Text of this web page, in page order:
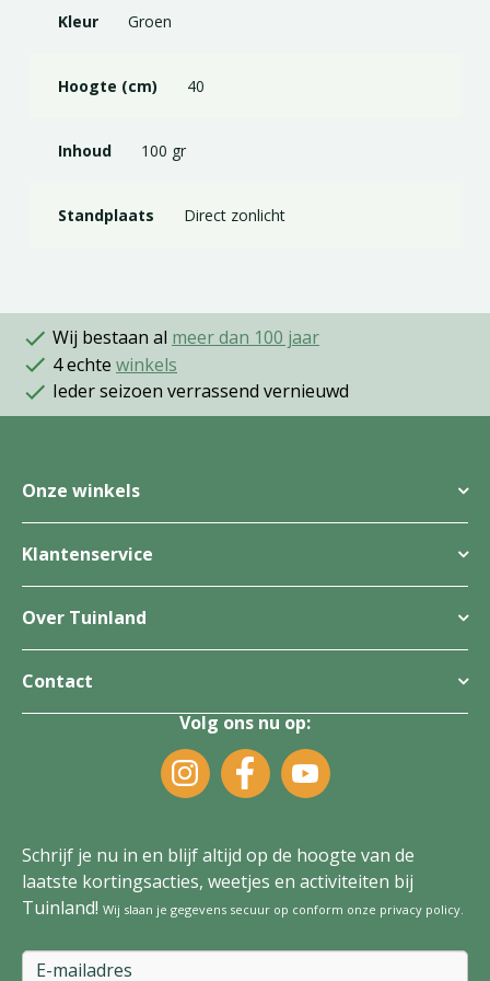
Kleur Groen
Hoogte (cm) 40
Inhoud 100 gr
Standplaats Direct zonlicht
Wij bestaan al meer dan 100 jaar
4 echte winkels
Ieder seizoen verrassend vernieuwd
Onze winkels
Klantenservice
Over Tuinland
Contact
Volg ons nu op:
Schrijf je nu in en blijf altijd op de hoogte van de
laatste kortingsacties, weetjes en activiteiten bij
Tuinland! Wij slaan je gegevens secuur op conform onze privacy policy